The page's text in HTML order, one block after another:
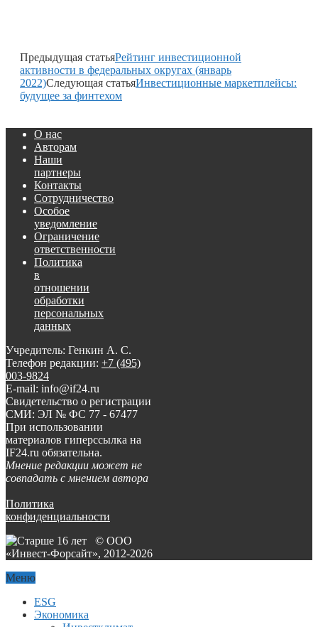
Предыдущая статьяРейтинг инвестиционной
активности в федеральных округах (январь
2022)Следующая статьяИнвестиционные маркетплейсы:
будущее за финтехом
О нас
Авторам
Наши
партнеры
Контакты
Сотрудничество
Особое
уведомление
Ограничение
ответственности
Политика
в
отношении
обработки
персональных
данных
Учредитель: Генкин А. С.
Телефон редакции: +7 (495)
003-9824
E-mail: info@if24.ru
Свидетельство о регистрации
СМИ: ЭЛ № ФС 77 - 67477
При использовании
материалов гиперссылка на
IF24.ru обязательна.
Мнение редакции может не
совпадать с мнением автора
Политика
конфиденциальности
© ООО
«Инвест-Форсайт», 2012-2026
Меню
ESG
Экономика